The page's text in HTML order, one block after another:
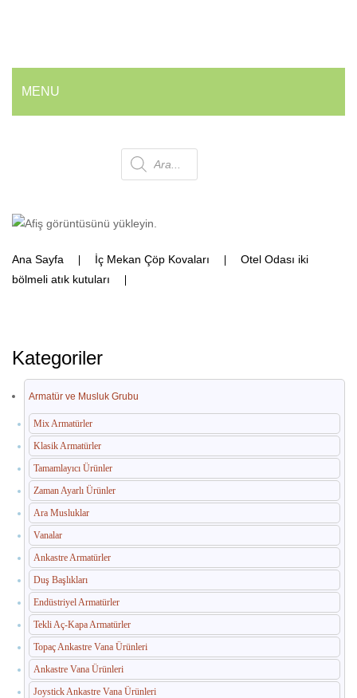
MENU
💰 En İyi Fiyatlarla
Armatür ve Musluk Grubu
İç Mekan Çöp Kovaları
Dış Mekan Çöp Kovaları
Küllükler ve Sigara Atık Üniteleri
El Kurutma Makineleri
🔐 En Güvenilir Adres
Fotoselli Kağıt Havluluklar
Sabunluklar
Otel Ekipmanları
Umumi Wc ve Banyo Ekipmanları
Havuz Duş Kulesi & Sahil Duş Kulesi
Açık Alan Su Çeşmesi(Sebil)
Products
Ana Sayfa İç Mekan Çöp Kovaları
Otel Odası iki
bölmeli atık kutuları
Kategoriler
Armatür ve Musluk Grubu
Mix Armatürler
Klasik Armatürler
Tamamlayıcı Ürünler
Zaman Ayarlı Ürünler
Ara Musluklar
Vanalar
Ankastre Armatürler
Duş Başlıkları
Endüstriyel Armatürler
Tekli Aç-Kapa Armatürler
Topaç Ankastre Vana Ürünleri
Ankastre Vana Ürünleri
Joystick Ankastre Vana Ürünleri